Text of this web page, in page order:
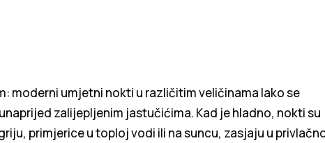
moderni umjetni nokti u različitim veličinama lako se
zalijepljenim jastučićima. Kad je hladno, nokti su
primjerice u toploj vodi ili na suncu, zasjaju u